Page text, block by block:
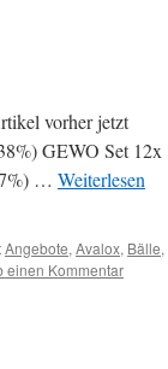
vorher jetzt
GEWO Set 12x
… Weiterlesen
Angebote, Avalox, Bälle,
einen Kommentar